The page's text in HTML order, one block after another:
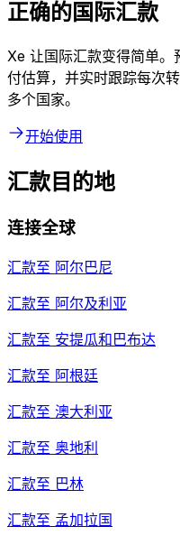
正确的国际汇款
Xe 让国际汇款变得简单。
付估算，并实时跟踪每次
多个国家。
开始使用
汇款目的地
连接全球
汇款至 阿尔巴尼
汇款至 阿尔及利亚
汇款至 安提瓜和巴布达
汇款至 阿根廷
汇款至 澳大利亚
汇款至 奥地利
汇款至 巴林
汇款至 孟加拉国